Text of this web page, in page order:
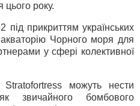
цього року.
прикриттям українських
Чорного моря для
у сфері колективної
можуть нести
звичайного бомбового